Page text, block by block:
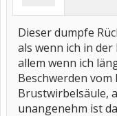
Dieser dumpfe
als wenn ich in
allem wenn ich
Beschwerden
Brustwirbelsäule,
unangenehm ist